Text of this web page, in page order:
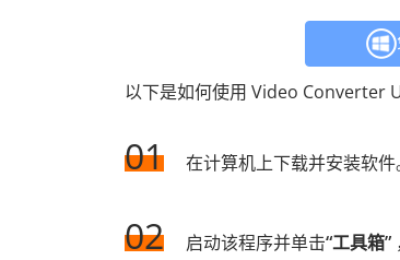
以下是如何使用 Video Converter
01 在计算机上下载并安装软件
02 启动该程序并单击“工具箱”